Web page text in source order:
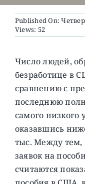
Published On:
Views: 52
Число людей,
безработице в
сравнению с
последнюю
самого низкого
оказавшись
тыс.Между тем,
заявок на
считаются